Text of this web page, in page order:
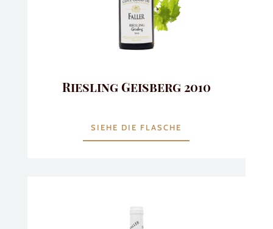
Riesling Geisberg 2010
SIEHE DIE FLASCHE